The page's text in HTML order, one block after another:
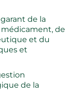
de la
de
et du
et
de la